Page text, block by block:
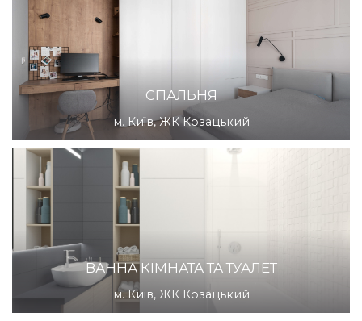
СПАЛЬНЯ
м. Київ, ЖК Козацький
ВАННА КІМНАТА ТА ТУАЛЕТ
м. Київ, ЖК Козацький